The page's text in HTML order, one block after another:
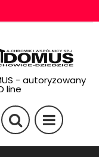
- autoryzowany
line